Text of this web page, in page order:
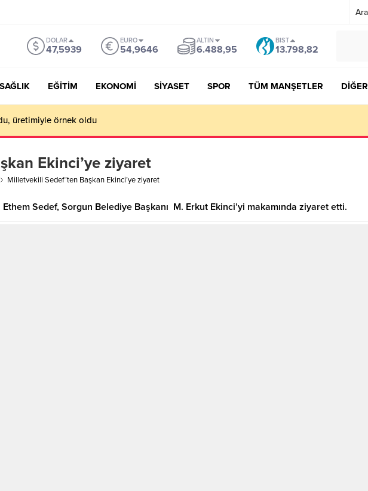
DOLAR
47,5939
EURO
54,9646
ALTIN
6.488,95
BIST
13.798,82
SAĞLIK EĞİTİM EKONOMİ SİYASET SPOR TÜM MANŞETLER DİĞER
üretimiyle örnek oldu
Ekinci’ye ziyaret
Milletvekili Sedef’ten Başkan Ekinci’ye ziyaret
Sedef, Sorgun Belediye Başkanı M. Erkut Ekinci’yi makamında ziyaret etti.